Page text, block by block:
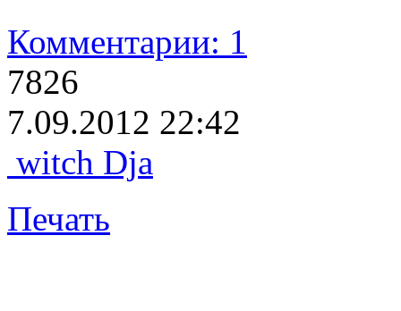
Комментарии: 1
7826
7.09.2012 22:42
witch Dja
Печать